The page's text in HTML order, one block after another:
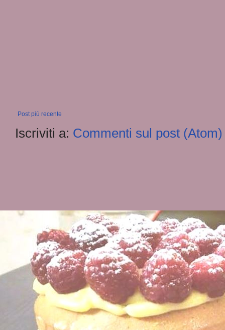
Post più recente
Iscriviti a: Commenti sul post (Atom)